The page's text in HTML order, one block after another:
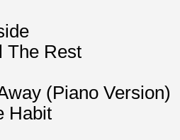
The Rest
(Piano Version)
Habit